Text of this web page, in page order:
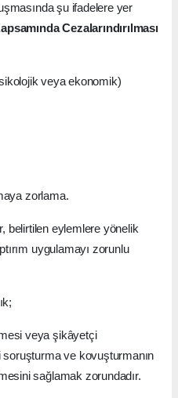
şu ifadelere yer
Cezalarındırılması
veya ekonomik)
zorlama.
belirtilen eylemlere yönelik
uygulamayı zorunlu
veya şikâyetçi
soruşturma ve kovuşturmanın
sağlamak zorundadır.